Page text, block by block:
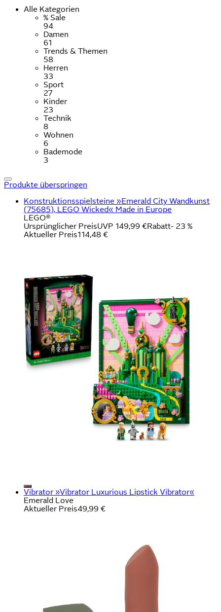
Alle Kategorien
% Sale
94
Damen
61
Trends & Themen
58
Herren
33
Sport
27
Kinder
23
Technik
8
Wohnen
6
Bademode
3
Produkte überspringen
Konstruktionsspielsteine »Emerald City Wandkunst
(75685), LEGO Wicked« Made in Europe
LEGO®
Ursprünglicher PreisUVP 149,99 €Rabatt- 23 %
Aktueller Preis114,48 €
Vibrator »Vibrator Luxurious Lipstick Vibrator«
Emerald Love
Aktueller Preis49,99 €